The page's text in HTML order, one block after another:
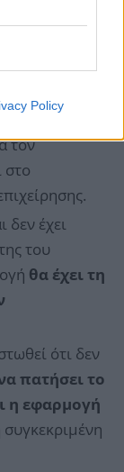
Policy
QR
καιη
είναι
τον
στο
δεν έχει
του
θα έχει τη
ότι δεν
πατήσει το
η εφαρμογή
συγκεκριμένη